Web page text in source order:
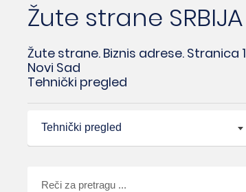
Žute strane SRBIJA
Žute strane. Biznis adrese. Stranica 1
Novi Sad
Tehnički pregled
Tehnički pregled